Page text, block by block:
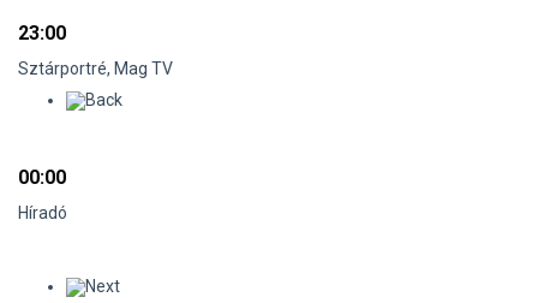
23:00
Sztárportré, Mag TV
00:00
Híradó